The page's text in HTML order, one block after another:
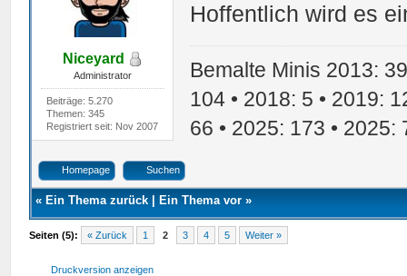
Niceyard
Administrator
Beiträge: 5.270
Themen: 345
Registriert seit: Nov 2007
Hoffentlich wird es
Bemalte Minis 2013:
104 • 2018: 5 • 2019:
66 • 2025: 173 • 2025:
Homepage Suchen
« Ein Thema zurück| Ein Thema vor »
Seiten (5): « Zurück 1 2 3 4 5 Weiter »
Druckversion anzeigen